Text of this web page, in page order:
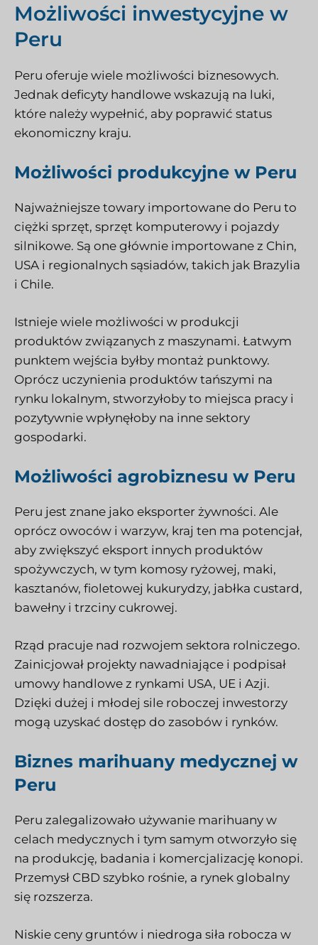
Możliwości inwestycyjne w
Peru
Peru oferuje wiele możliwości biznesowych.
Jednak deficyty handlowe wskazują na luki,
które należy wypełnić, aby poprawić status
ekonomiczny kraju.
Możliwości produkcyjne w Peru
Najważniejsze towary importowane do Peru to
ciężki sprzęt, sprzęt komputerowy i pojazdy
silnikowe. Są one głównie importowane z Chin,
USA i regionalnych sąsiadów, takich jak Brazylia
i Chile.
Istnieje wiele możliwości w produkcji
produktów związanych z maszynami. Łatwym
punktem wejścia byłby montaż punktowy.
Oprócz uczynienia produktów tańszymi na
rynku lokalnym, stworzyłoby to miejsca pracy i
pozytywnie wpłynęłoby na inne sektory
gospodarki.
Możliwości agrobiznesu w Peru
Peru jest znane jako eksporter żywności. Ale
oprócz owoców i warzyw, kraj ten ma potencjał,
aby zwiększyć eksport innych produktów
spożywczych, w tym komosy ryżowej, maki,
kasztanów, fioletowej kukurydzy, jabłka custard,
bawełny i trzciny cukrowej.
Rząd pracuje nad rozwojem sektora rolniczego.
Zainicjował projekty nawadniające i podpisał
umowy handlowe z rynkami USA, UE i Azji.
Dzięki dużej i młodej sile roboczej inwestorzy
mogą uzyskać dostęp do zasobów i rynków.
Biznes marihuany medycznej w
Peru
Peru zalegalizowało używanie marihuany w
celach medycznych i tym samym otworzyło się
na produkcję, badania i komercjalizację konopi.
Przemysł CBD szybko rośnie, a rynek globalny
się rozszerza.
Niskie ceny gruntów i niedroga siła robocza w